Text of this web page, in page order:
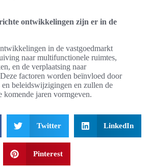
ontwikkelingen zijn er in de
in de vastgoedmarkt
naar multifunctionele ruimtes,
en de verplaatsing naar
factoren worden beïnvloed door
en beleidswijzigingen en zullen de
komende jaren vormgeven.
Twitter LinkedIn
Pinterest